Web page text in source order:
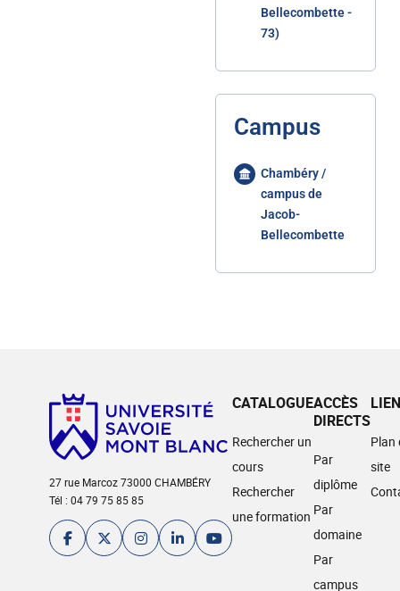
Bellecombette -
73)
Campus
Chambéry /
campus de
Jacob-
Bellecombette
27 rue Marcoz 73000 CHAMBÉRY
Tél : 04 79 75 85 85
CATALOGUE
Rechercher un
cours
Rechercher
une formation
ACCÈS
DIRECTS
Par
diplôme
Par
domaine
Par
campus
Plan
site